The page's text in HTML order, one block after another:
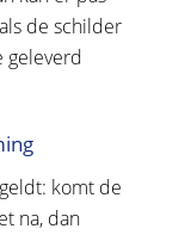
de schilder
geleverd
komt de
na, dan